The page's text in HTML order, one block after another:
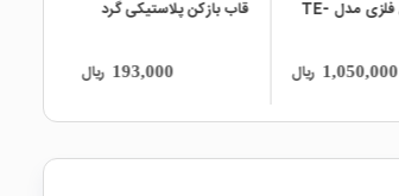
قاب بازکن فلزی مدل TE-
1,050,000 ریال
قاب بازکن پلاستیکی گرد
193,000 ریال